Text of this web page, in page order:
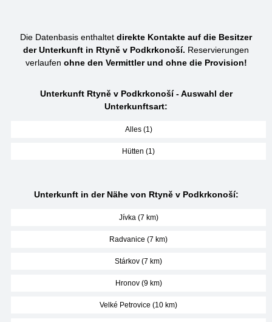
Die Datenbasis enthaltet direkte Kontakte auf die Besitzer
der Unterkunft in Rtyně v Podkrkonoší. Reservierungen
verlaufen ohne den Vermittler und ohne die Provision!
Unterkunft Rtyně v Podkrkonoší - Auswahl der
Unterkunftsart:
Alles (1)
Hütten (1)
Unterkunft in der Nähe von Rtyně v Podkrkonoší:
Jívka (7 km)
Radvanice (7 km)
Stárkov (7 km)
Hronov (9 km)
Velké Petrovice (10 km)